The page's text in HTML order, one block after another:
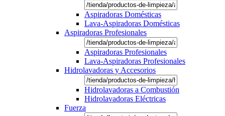
Aspiradoras Domésticas
Lava-Aspiradoras Domésticas
Aspiradoras Profesionales
Aspiradoras Profesionales
Lava-Aspiradoras Profesionales
Hidrolavadoras y Accesorios
Hidrolavadoras a Combustión
Hidrolavadoras Eléctricas
Fuerza